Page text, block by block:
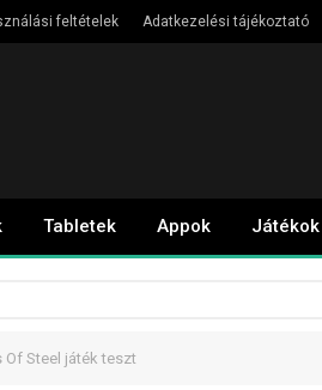
feltételek Adatkezelési tájékoztató
Tabletek Appok Játékok
Of Steel játék teszt